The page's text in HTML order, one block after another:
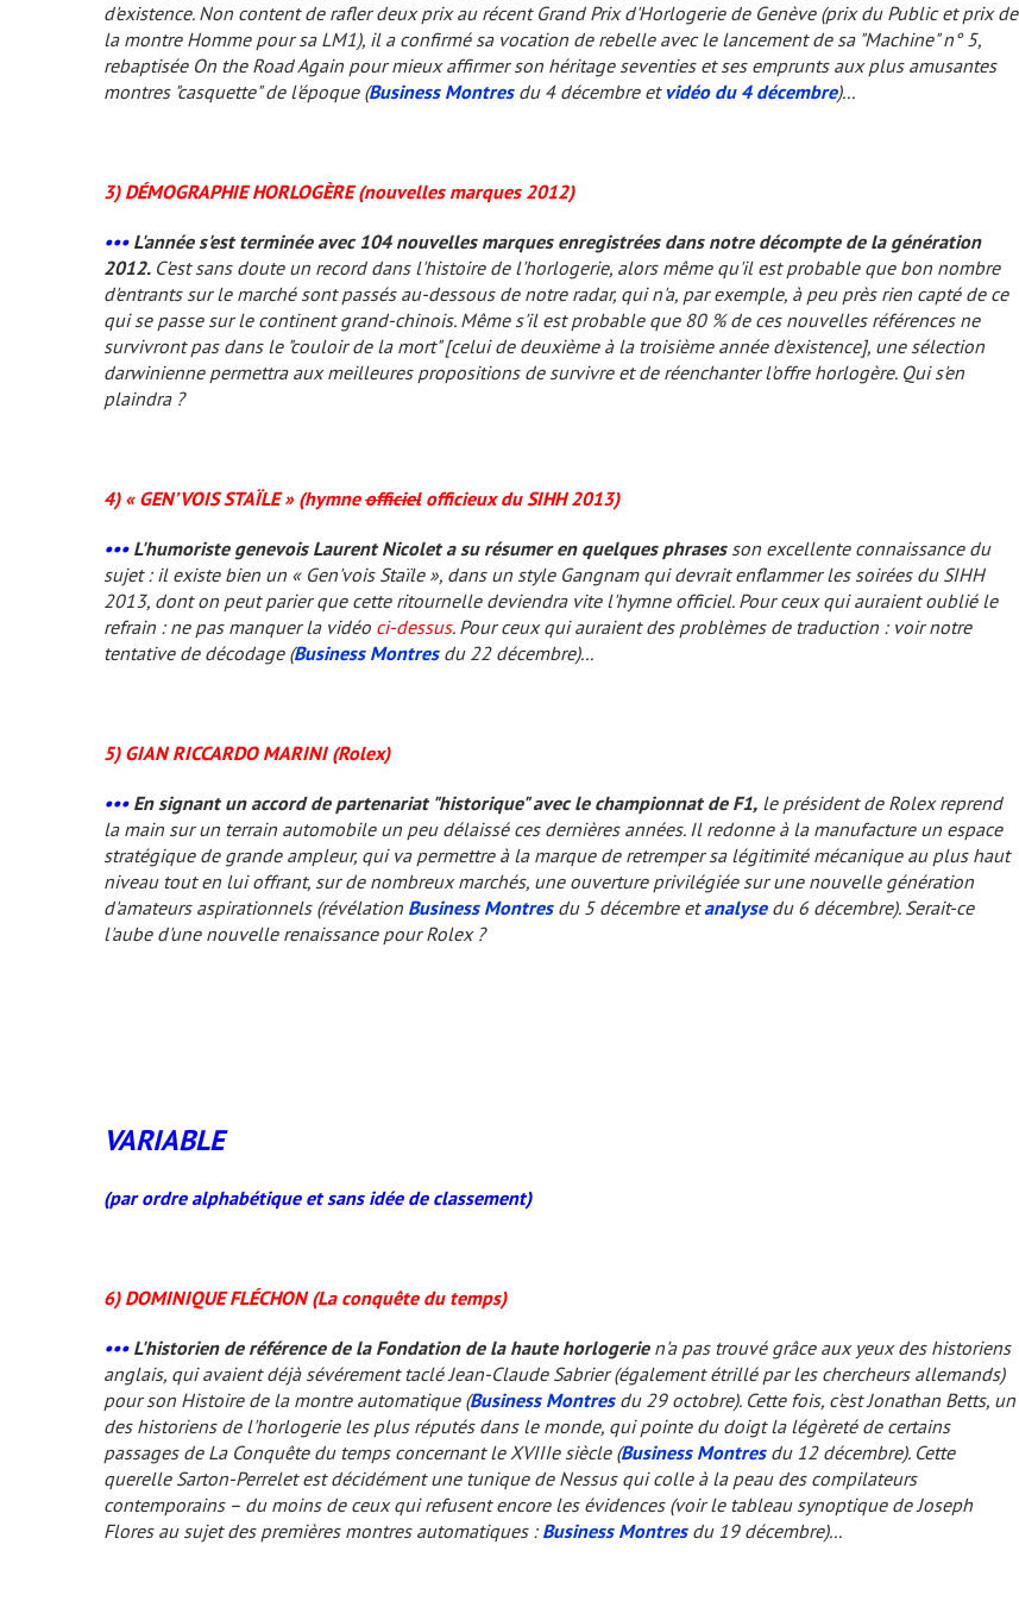
d'existence. Non content de rafler deux prix au récent Grand Prix d'Horlogerie de Genève (prix du Public et prix de
la montre Homme pour sa LM1), il a confirmé sa vocation de rebelle avec le lancement de sa "Machine" n° 5,
rebaptisée On the Road Again pour mieux affirmer son héritage seventieset ses emprunts aux plus amusantes
montres "casquette" de l'époque (Business Montresdu 4 décembre etvidéo du 4 décembre)...
3) DÉMOGRAPHIE HORLOGÈRE (nouvelles marques 2012)
•••L'année s'est terminée avec 104 nouvelles marques enregistrées dans notre décompte de la génération
2012. C'est sans doute un record dans l'histoire de l'horlogerie, alors même qu'il est probable que bon nombre
d'entrants sur le marché sont passés au-dessous de notre radar, qui n'a, par exemple, à peu près rien capté de ce
qui se passe sur le continent grand-chinois. Même s'il est probable que 80 % de ces nouvelles références ne
survivront pas dans le "couloir de la mort" [celui de deuxième à la troisième année d'existence], une sélection
darwinienne permettra aux meilleures propositions de survivre et de réenchanter l'offre horlogère. Qui s'en
plaindra ?
4) « GEN’VOIS STAÏLE » (hymneofficielofficieux du SIHH 2013)
•••L'humoriste genevois Laurent Nicolet a su résumer en quelques phrasesson excellente connaissance du
sujet : il existe bien un « Gen'vois Staïle », dans un style Gangnam qui devrait enflammer les soirées du SIHH
2013, dont on peut parier que cette ritournelle deviendra vite l'hymne officiel. Pour ceux qui auraient oublié le
refrain : ne pas manquer la vidéo ci-dessus. Pour ceux qui auraient des problèmes de traduction : voir notre
tentative de décodage (Business Montresdu 22 décembre)...
5) GIAN RICCARDO MARINI (Rolex)
•••En signant un accord de partenariat "historique" avec le championnat de F1, le président de Rolex reprend
la main sur un terrain automobile un peu délaissé ces dernières années. Il redonne à la manufacture un espace
stratégique de grande ampleur, qui va permettre à la marque de retremper sa légitimité mécanique au plus haut
niveau tout en lui offrant, sur de nombreux marchés, une ouverture privilégiée sur une nouvelle génération
d'amateurs aspirationnels(révélation Business Montresdu 5 décembre etanalysedu 6 décembre). Serait-ce
l'aube d'une nouvelle renaissance pour Rolex ?
VARIABLE
(par ordre alphabétique et sans idée de classement)
6) DOMINIQUE FLÉCHON (La conquête du temps)
•••L'historien de référence de la Fondation de la haute horlogerien'a pas trouvé grâce aux yeux des historiens
anglais, qui avaient déjà sévérement taclé Jean-Claude Sabrier (également étrillé par les chercheurs allemands)
pour son Histoire de la montre automatique(Business Montresdu 29 octobre). Cette fois, c'est Jonathan Betts, un
des historiens de l'horlogerie les plus réputés dans le monde, qui pointe du doigt la légèretéde certains
passages de La Conquête du tempsconcernant le XVIIIe siècle (Business Montresdu 12 décembre). Cette
querelle Sarton-Perrelet est décidément une tunique de Nessus qui colle à la peau des compilateurs
contemporains – du moins de ceux qui refusent encore les évidences (voir le tableau synoptique de Joseph
Flores au sujet des premières montres automatiques : Business Montres du 19 décembre)...